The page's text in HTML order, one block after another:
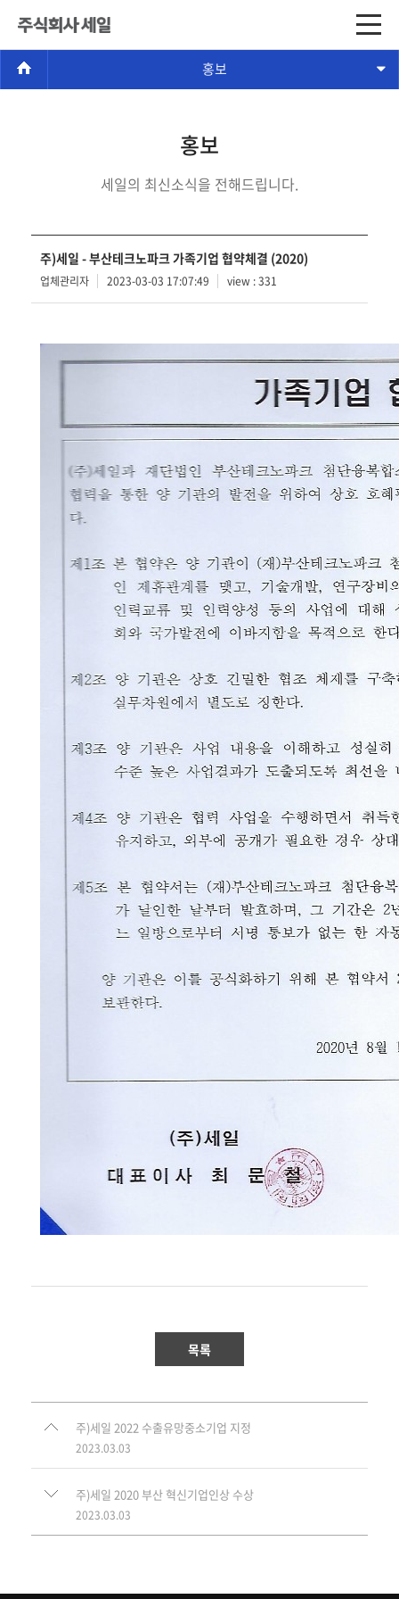
홍보
홍보
세일의 최신소식을 전해드립니다.
주)세일 - 부산테크노파크 가족기업 협약체결 (2020)
업체관리자 2023-03-03 17:07:49 view : 331
목록
주)세일 2022 수출유망중소기업 지정
2023.03.03
주)세일 2020 부산 혁신기업인상 수상
2023.03.03